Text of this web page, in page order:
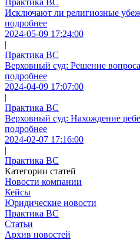
Исключают ли религиозные
подробнее
2024-05-09 17:24:00
|
Практика ВС
Верховный суд: Решение
подробнее
2024-04-09 17:07:00
|
Практика ВС
Верховный суд: Нахождение
подробнее
2024-02-07 17:16:00
|
Практика ВС
Категории статей
Новости компании
Кейсы
Юридические новости
Практика ВС
Статьи
Архив новостей